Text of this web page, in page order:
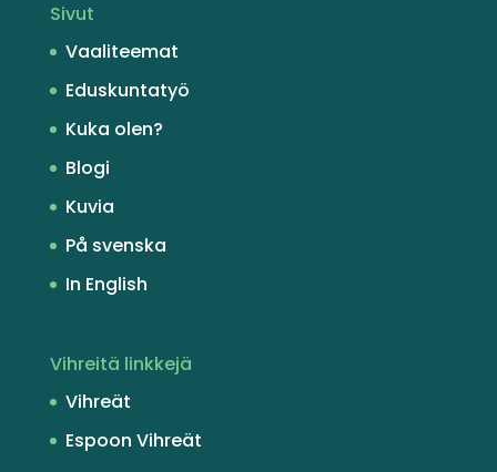
Sivut
Vaaliteemat
Eduskuntatyö
Kuka olen?
Blogi
Kuvia
På svenska
In English
Vihreitä linkkejä
Vihreät
Espoon Vihreät